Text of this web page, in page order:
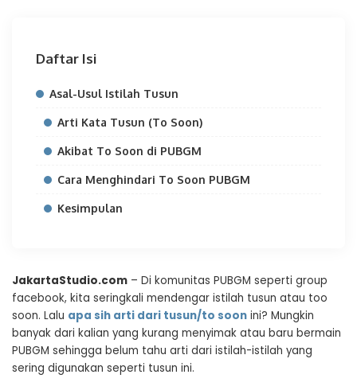
Daftar Isi
Asal-Usul Istilah Tusun
Arti Kata Tusun (To Soon)
Akibat To Soon di PUBGM
Cara Menghindari To Soon PUBGM
Kesimpulan
JakartaStudio.com – Di komunitas PUBGM seperti group
facebook, kita seringkali mendengar istilah tusun atau too
soon. Lalu apa sih arti dari tusun/to soon ini? Mungkin
banyak dari kalian yang kurang menyimak atau baru bermain
PUBGM sehingga belum tahu arti dari istilah-istilah yang
sering digunakan seperti tusun ini.